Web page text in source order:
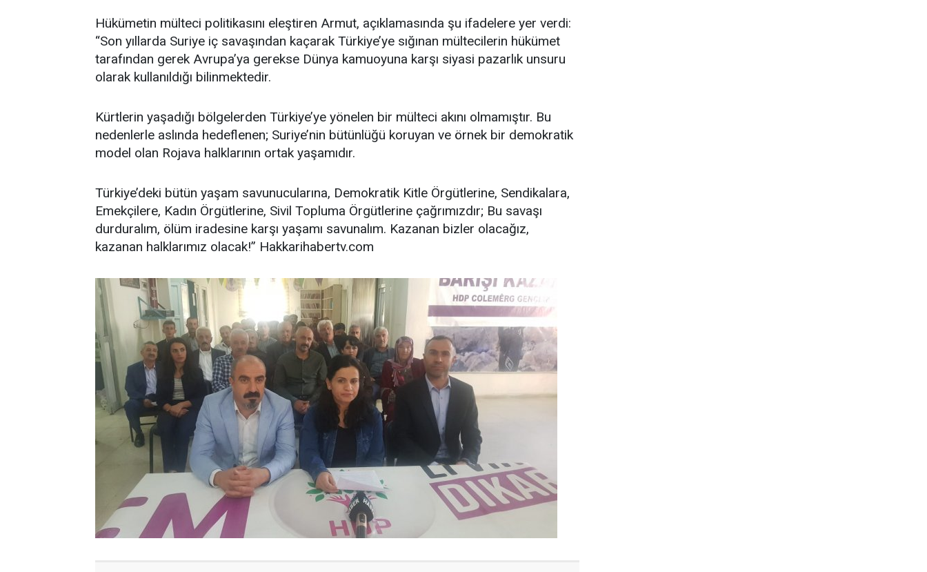
Hükümetin mülteci politikasını eleştiren Armut, açıklamasında şu ifadelere yer verdi:
“Son yıllarda Suriye iç savaşından kaçarak Türkiye’ye sığınan mültecilerin hükümet
tarafından gerek Avrupa’ya gerekse Dünya kamuoyuna karşı siyasi pazarlık unsuru
olarak kullanıldığı bilinmektedir.
Kürtlerin yaşadığı bölgelerden Türkiye’ye yönelen bir mülteci akını olmamıştır. Bu
nedenlerle aslında hedeflenen; Suriye’nin bütünlüğü koruyan ve örnek bir demokratik
model olan Rojava halklarının ortak yaşamıdır.
Türkiye’deki bütün yaşam savunucularına, Demokratik Kitle Örgütlerine, Sendikalara,
Emekçilere, Kadın Örgütlerine, Sivil Topluma Örgütlerine çağrımızdır; Bu savaşı
durduralım, ölüm iradesine karşı yaşamı savunalım. Kazanan bizler olacağız,
kazanan halklarımız olacak!” Hakkarihabertv.com